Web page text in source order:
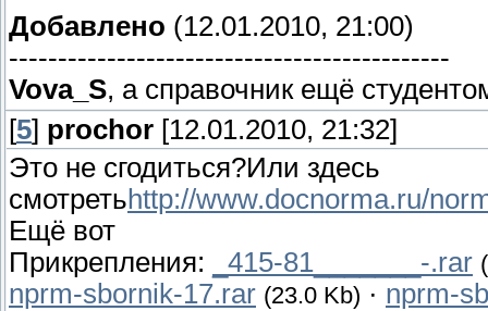
Добавлено (12.01.2010, 21:00)
---------------------------------------------
Vova_S, а справочник ещё
[5] prochor [12.01.2010, 21:32]
Это не сгодиться?Или здесь
смотретьhttp://www.docnorma.ru/
Ещё вот
Прикрепления:
_415-81_______-.rar
nprm-sbornik-17.rar (23.0 Kb) · nprm-